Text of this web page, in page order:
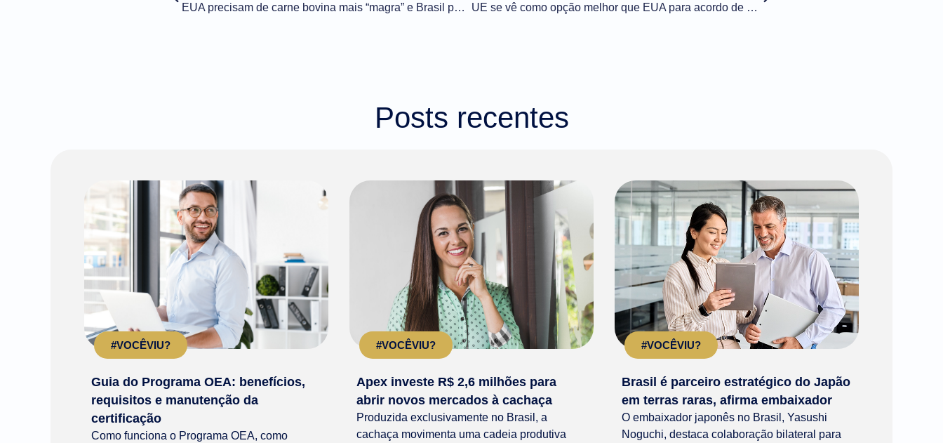
EUA precisam de carne bovina mais “magra” e Brasil pode se beneficiar
UE se vê como opção melhor que EUA para acordo de minerais com Brasil
Posts recentes
#VOCÊVIU?
Guia do Programa OEA: benefícios,
requisitos e manutenção da
certificação
Como funciona o Programa OEA, como
#VOCÊVIU?
Apex investe R$ 2,6 milhões para
abrir novos mercados à cachaça
Produzida exclusivamente no Brasil, a
cachaça movimenta uma cadeia produtiva
#VOCÊVIU?
Brasil é parceiro estratégico do Japão
em terras raras, afirma embaixador
O embaixador japonês no Brasil, Yasushi
Noguchi, destaca colaboração bilateral para